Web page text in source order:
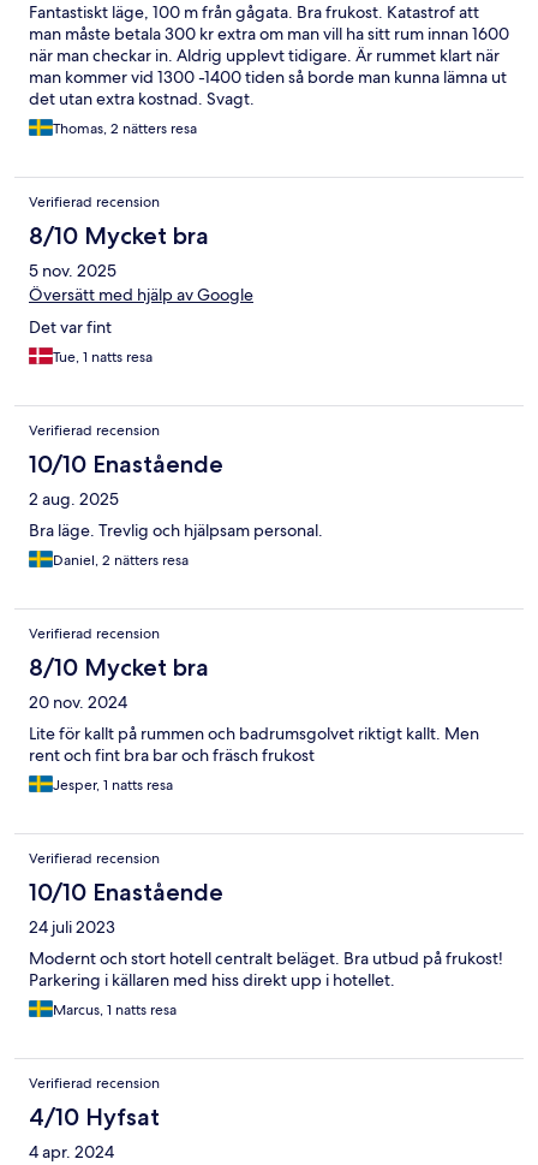
Fantastiskt läge, 100 m från gågata. Bra frukost. Katastrof att
man måste betala 300 kr extra om man vill ha sitt rum innan 1600
när man checkar in. Aldrig upplevt tidigare. Är rummet klart när
man kommer vid 1300 -1400 tiden så borde man kunna lämna ut
det utan extra kostnad. Svagt.
Thomas, 2 nätters resa
Verifierad recension
8/10 Mycket bra
5 nov. 2025
Översätt med hjälp av Google
Det var fint
Tue, 1 natts resa
Verifierad recension
10/10 Enastående
2 aug. 2025
Bra läge. Trevlig och hjälpsam personal.
Daniel, 2 nätters resa
Verifierad recension
8/10 Mycket bra
20 nov. 2024
Lite för kallt på rummen och badrumsgolvet riktigt kallt. Men
rent och fint bra bar och fräsch frukost
Jesper, 1 natts resa
Verifierad recension
10/10 Enastående
24 juli 2023
Modernt och stort hotell centralt beläget. Bra utbud på frukost!
Parkering i källaren med hiss direkt upp i hotellet.
Marcus, 1 natts resa
Verifierad recension
4/10 Hyfsat
4 apr. 2024